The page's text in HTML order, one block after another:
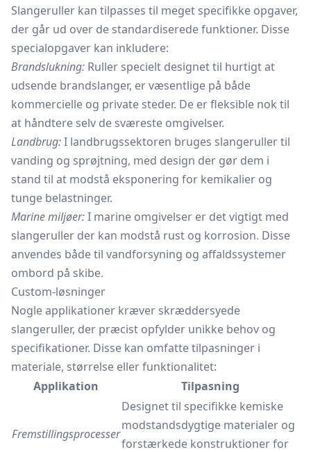
Slangeruller kan tilpasses til meget specifikke opgaver,
der går ud over de standardiserede funktioner. Disse
specialopgaver kan inkludere:
Brandslukning: Ruller specielt designet til hurtigt at
udsende brandslanger, er væsentlige på både
kommercielle og private steder. De er fleksible nok til
at håndtere selv de sværeste omgivelser.
Landbrug:I landbrugssektoren bruges slangeruller til
vanding og sprøjtning, med design der gør dem i
stand til at modstå eksponering for kemikalier og
tunge belastninger.
Marine miljøer:I marine omgivelser er det vigtigt med
slangeruller der kan modstå rust og korrosion. Disse
anvendes både til vandforsyning og affaldssystemer
ombord på skibe.
Custom-løsninger
Nogle applikationer kræver skræddersyede
slangeruller, der præcist opfylder unikke behov og
specifikationer. Disse kan omfatte tilpasninger i
materiale, størrelse eller funktionalitet:
Applikation
Tilpasning
Fremstillingsprocesser
Designet til specifikke kemiske
modstandsdygtige materialer og
forstærkede konstruktioner for